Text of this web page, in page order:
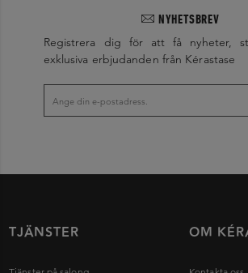
NYHETSBREV
Registrera dig för att få nyheter,
exklusiva erbjudanden från Kérastase
TJÄNSTER OM